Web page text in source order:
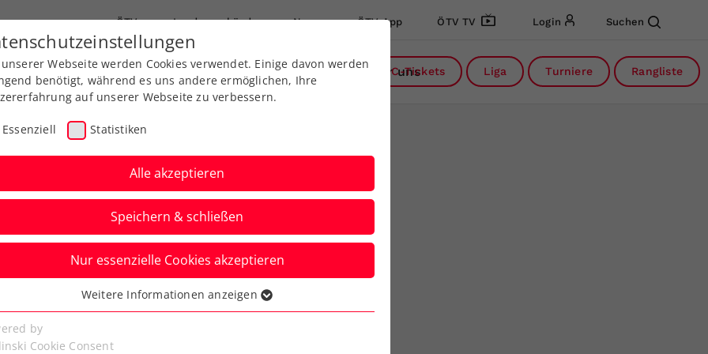
ÖTV Landesverbände News ÖTV App ÖTV TV Login Suchen
Leistungssport Ausbildung Services Über uns
DC-Tickets Liga Turniere Rangliste
Open powered
Startzusage
Webseite werden Cookies verwendet. Einige davon werden
benötigt, während es uns andere ermöglichen, Ihre
auf unserer Webseite zu verbessern.
Essenziell Statistiken
Alle akzeptieren
Speichern & schließen
Nur essenzielle Cookies akzeptieren
Cookies werden für grundlegende Funktionen der
benötigt. Dadurch ist gewährleistet, dass die Webseite
Weitere Informationen anzeigen
by
Cookie Consent